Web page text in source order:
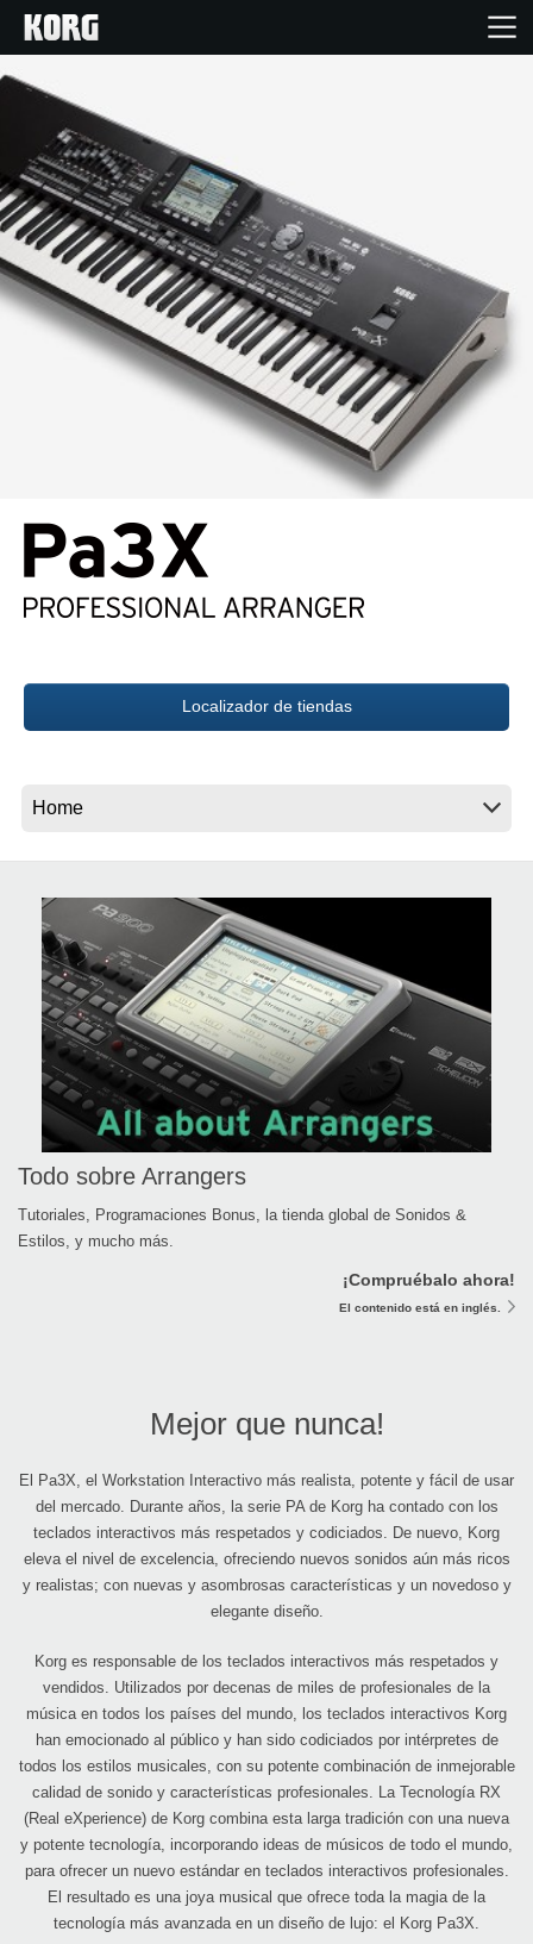
Inicio
Productos
Características
Eventos
Noticias
Ubicación
Acerca de KORG
Localizador de tiendas
Todo sobre Arrangers
Tutoriales, Programaciones Bonus, la tienda global de Sonidos &
Estilos, y mucho más.
¡Compruébalo ahora!
El contenido está en inglés.
Mejor que nunca!
El Pa3X, el Workstation Interactivo más realista, potente y fácil de usar
del mercado. Durante años, la serie PA de Korg ha contado con los
teclados interactivos más respetados y codiciados. De nuevo, Korg
eleva el nivel de excelencia, ofreciendo nuevos sonidos aún más ricos
y realistas; con nuevas y asombrosas características y un novedoso y
elegante diseño.
Korg es responsable de los teclados interactivos más respetados y
vendidos. Utilizados por decenas de miles de profesionales de la
música en todos los países del mundo, los teclados interactivos Korg
han emocionado al público y han sido codiciados por intérpretes de
todos los estilos musicales, con su potente combinación de inmejorable
calidad de sonido y características profesionales. La Tecnología RX
(Real eXperience) de Korg combina esta larga tradición con una nueva
y potente tecnología, incorporando ideas de músicos de todo el mundo,
para ofrecer un nuevo estándar en teclados interactivos profesionales.
El resultado es una joya musical que ofrece toda la magia de la
tecnología más avanzada en un diseño de lujo: el Korg Pa3X.